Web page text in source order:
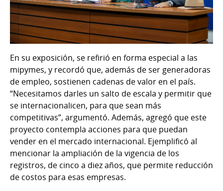
En su exposición, se refirió en forma especial a las
mipymes, y recordó que, además de ser generadoras
de empleo, sostienen cadenas de valor en el país.
“Necesitamos darles un salto de escala y permitir que
se internacionalicen, para que sean más
competitivas”, argumentó. Además, agregó que este
proyecto contempla acciones para que puedan
vender en el mercado internacional. Ejemplificó al
mencionar la ampliación de la vigencia de los
registros, de cinco a diez años, que permite reducción
de costos para esas empresas.